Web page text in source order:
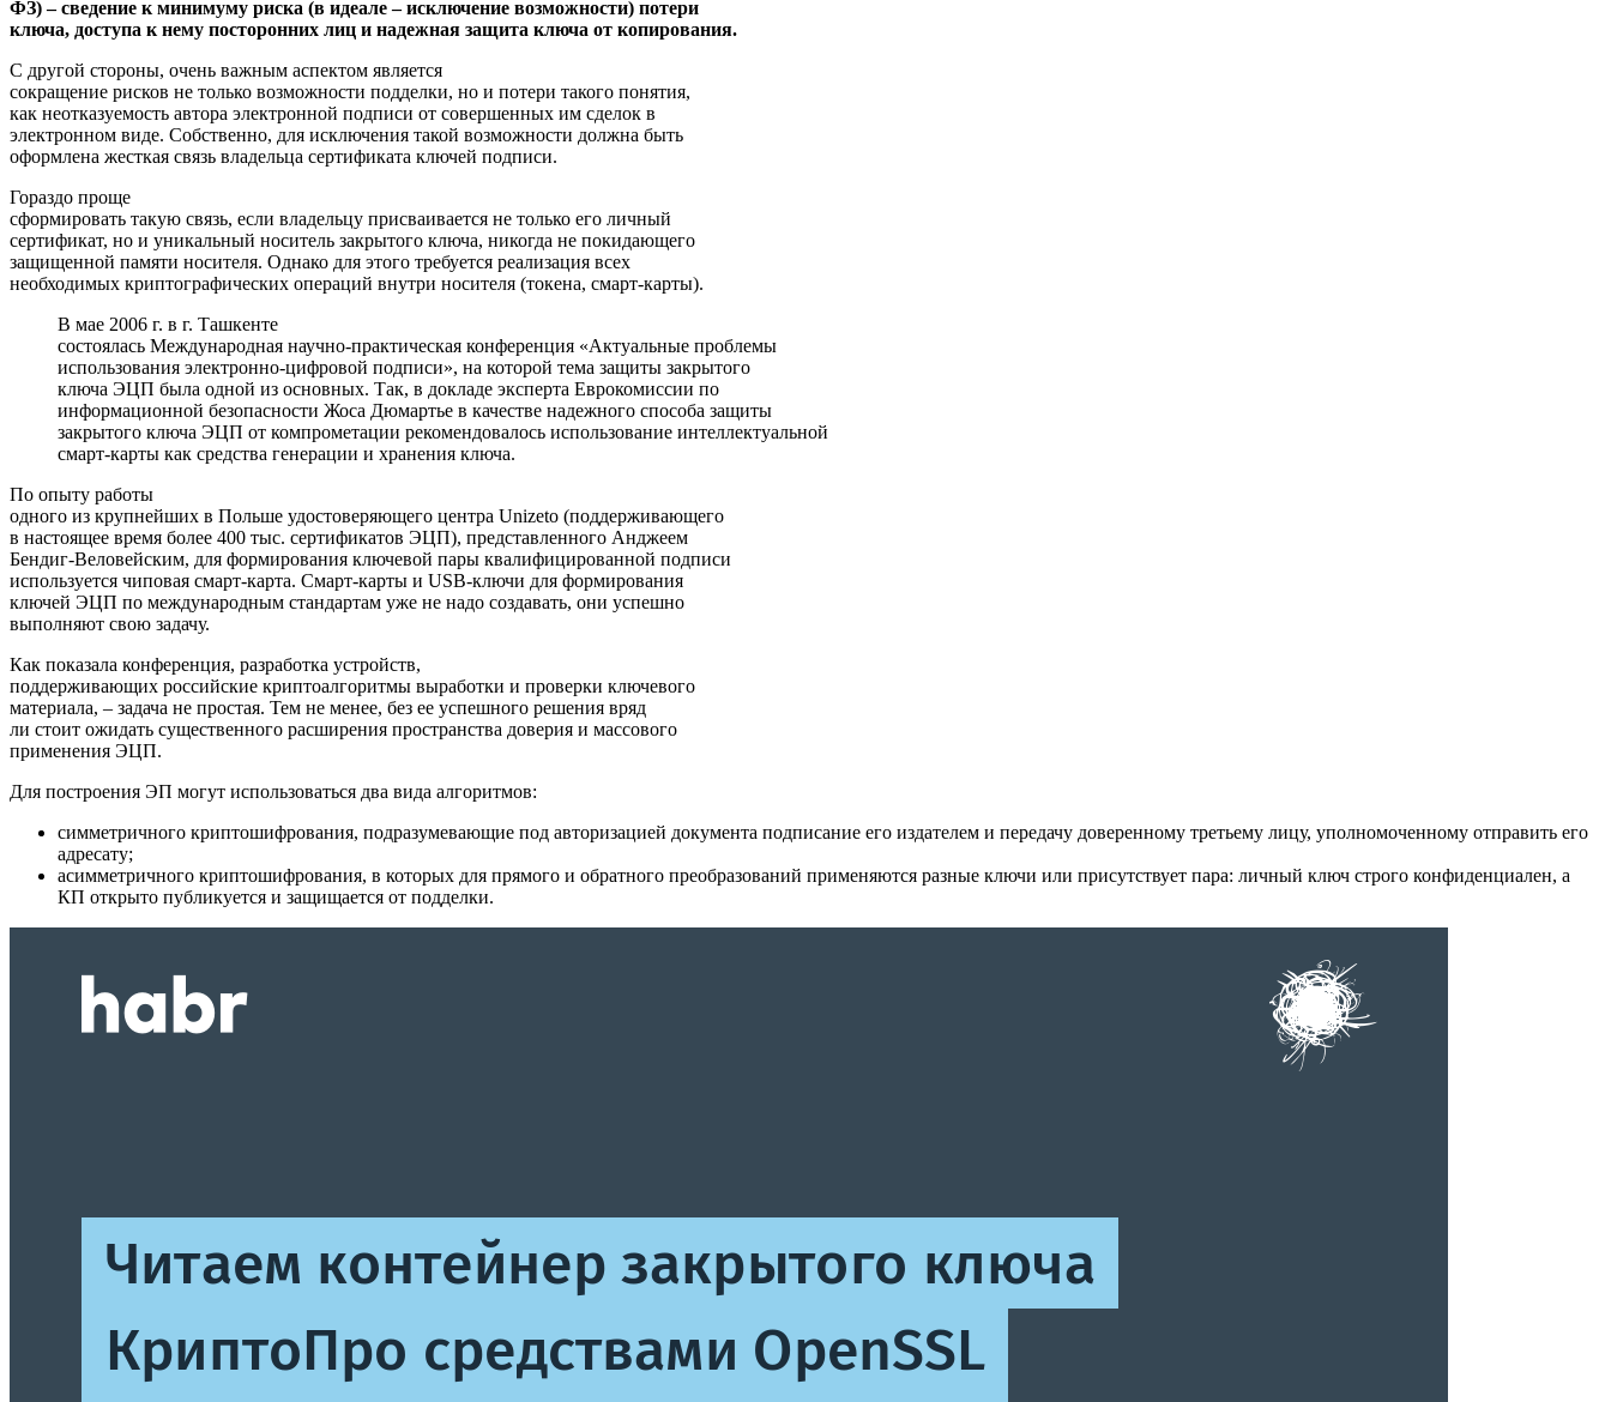
ФЗ) – сведение к минимуму риска (в идеале – исключение возможности) потери
ключа, доступа к нему посторонних лиц и надежная защита ключа от копирования.
С другой стороны, очень важным аспектом является
сокращение рисков не только возможности подделки, но и потери такого понятия,
как неотказуемость автора электронной подписи от совершенных им сделок в
электронном виде. Собственно, для исключения такой возможности должна быть
оформлена жесткая связь владельца сертификата ключей подписи.
Гораздо проще
сформировать такую связь, если владельцу присваивается не только его личный
сертификат, но и уникальный носитель закрытого ключа, никогда не покидающего
защищенной памяти носителя. Однако для этого требуется реализация всех
необходимых криптографических операций внутри носителя (токена, смарт-карты).
В мае 2006 г. в г. Ташкенте
состоялась Международная научно-практическая конференция «Актуальные проблемы
использования электронно-цифровой подписи», на которой тема защиты закрытого
ключа ЭЦП была одной из основных. Так, в докладе эксперта Еврокомиссии по
информационной безопасности Жоса Дюмартье в качестве надежного способа защиты
закрытого ключа ЭЦП от компрометации рекомендовалось использование интеллектуальной
смарт-карты как средства генерации и хранения ключа.
По опыту работы
одного из крупнейших в Польше удостоверяющего центра Unizeto (поддерживающего
в настоящее время более 400 тыс. сертификатов ЭЦП), представленного Анджеем
Бендиг-Веловейским, для формирования ключевой пары квалифицированной подписи
используется чиповая смарт-карта. Смарт-карты и USВ-ключи для формирования
ключей ЭЦП по международным стандартам уже не надо создавать, они успешно
выполняют свою задачу.
Как показала конференция, разработка устройств,
поддерживающих российские криптоалгоритмы выработки и проверки ключевого
материала, – задача не простая. Тем не менее, без ее успешного решения вряд
ли стоит ожидать существенного расширения пространства доверия и массового
применения ЭЦП.
Для построения ЭП могут использоваться два вида алгоритмов:
симметричного криптошифрования, подразумевающие под авторизацией документа подписание его издателем и передачу доверенному третьему лицу, уполномоченному отправить его
адресату;
асимметричного криптошифрования, в которых для прямого и обратного преобразований применяются разные ключи или присутствует пара: личный ключ строго конфиденциален, а
КП открыто публикуется и защищается от подделки.